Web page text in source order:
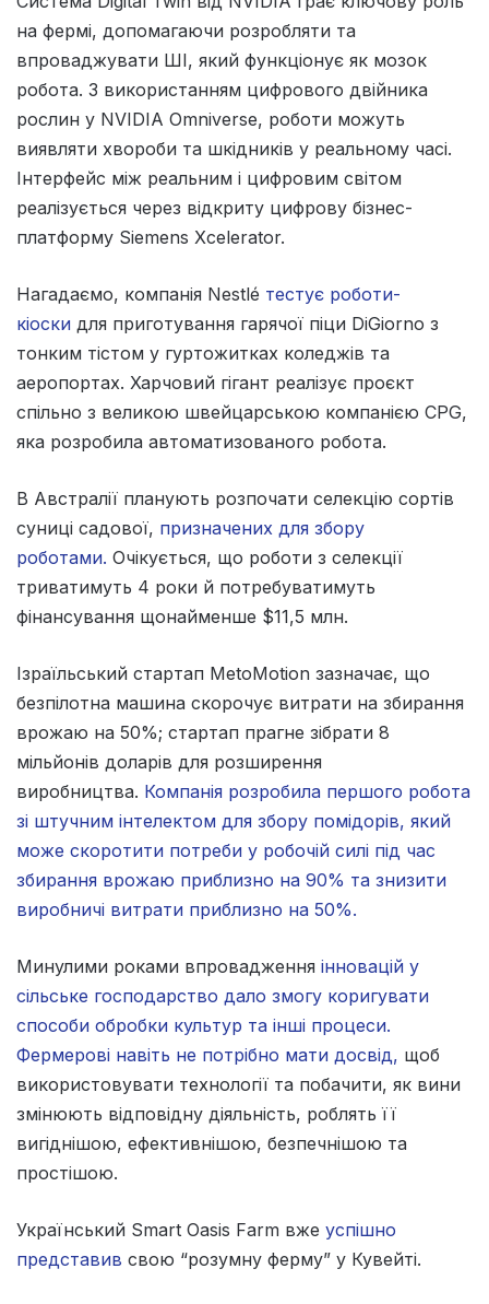
на фермі, допомагаючи розробляти та
впроваджувати ШІ, який функціонує як мозок
робота. З використанням цифрового двійника
рослин у NVIDIA Omniverse, роботи можуть
виявляти хвороби та шкідників у реальному часі.
Інтерфейс між реальним і цифровим світом
реалізується через відкриту цифрову бізнес-
платформу Siemens Xcelerator.
Нагадаємо, компанія Nestlé тестує роботи-
кіоски для приготування гарячої піци DiGiorno з
тонким тістом у гуртожитках коледжів та
аеропортах. Харчовий гігант реалізує проєкт
спільно з великою швейцарською компанією CPG,
яка розробила автоматизованого робота.
В Австралії планують розпочати селекцію сортів
суниці садової, призначених для збору
роботами. Очікується, що роботи з селекції
триватимуть 4 роки й потребуватимуть
фінансування щонайменше $11,5 млн.
Ізраїльський стартап MetoMotion зазначає, що
безпілотна машина скорочує витрати на збирання
врожаю на 50%; стартап прагне зібрати 8
мільйонів доларів для розширення
виробництва. Компанія розробила першого робота
зі штучним інтелектом для збору помідорів, який
може скоротити потреби у робочій силі під час
збирання врожаю приблизно на 90% та знизити
виробничі витрати приблизно на 50%.
Минулими роками впровадження інновацій у
сільське господарство дало змогу коригувати
способи обробки культур та інші процеси.
Фермерові навіть не потрібно мати досвід, щоб
використовувати технології та побачити, як вини
змінюють відповідну діяльність, роблять її
вигіднішою, ефективнішою, безпечнішою та
простішою.
Український Smart Oasis Farm вже успішно
представив свою “розумну ферму” у Кувейті.